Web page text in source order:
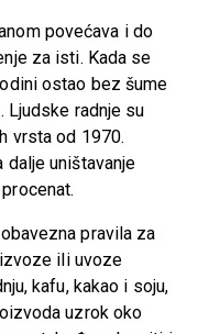
povećava i do
za isti. Kada se
ostao bez šume
Ljudske radnje su
vrsta od 1970.
dalje uništavanje
pravila za
ili uvoze
kafu, kakao i soju,
uzrok oko